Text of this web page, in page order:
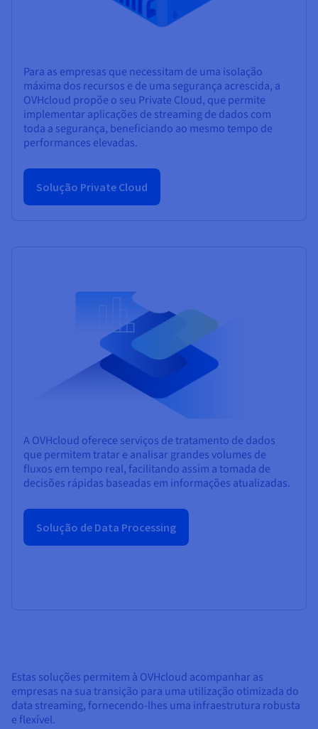
Para as empresas que necessitam de uma isolação
máxima dos recursos e de uma segurança acrescida, a
OVHcloud propõe o seu Private Cloud, que permite
implementar aplicações de streaming de dados com
toda a segurança, beneficiando ao mesmo tempo de
performances elevadas.
Solução Private Cloud
A OVHcloud oferece serviços de tratamento de dados
que permitem tratar e analisar grandes volumes de
fluxos em tempo real, facilitando assim a tomada de
decisões rápidas baseadas em informações atualizadas.
Solução de Data Processing
Estas soluções permitem à OVHcloud acompanhar as
empresas na sua transição para uma utilização otimizada do
data streaming, fornecendo-lhes uma infraestrutura robusta
e flexível.